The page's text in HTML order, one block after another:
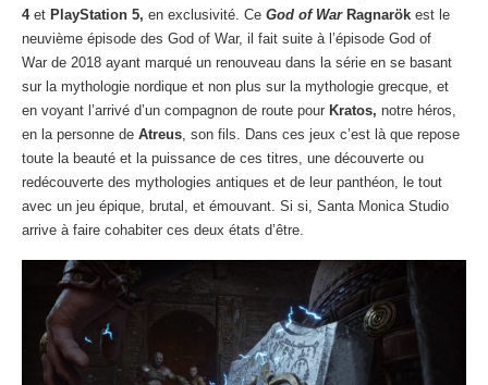
4 et PlayStation 5, en exclusivité. Ce God of War Ragnarök est le
neuvième épisode des God of War, il fait suite à l’épisode God of
War de 2018 ayant marqué un renouveau dans la série en se basant
sur la mythologie nordique et non plus sur la mythologie grecque, et
en voyant l’arrivé d’un compagnon de route pour Kratos, notre héros,
en la personne de Atreus , son fils. Dans ces jeux c’est là que repose
toute la beauté et la puissance de ces titres, une découverte ou
redécouverte des mythologies antiques et de leur panthéon, le tout
avec un jeu épique, brutal, et émouvant. Si si, Santa Monica Studio
arrive à faire cohabiter ces deux états d’être.